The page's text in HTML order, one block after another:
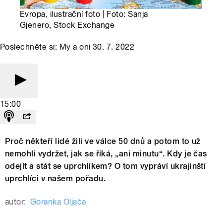
Evropa, ilustrační foto | Foto: Sanja
Gjenero, Stock Exchange
Poslechněte si: My a oni 30. 7. 2022
15:00
Proč někteří lidé žili ve válce 50 dnů a potom to už
nemohli vydržet, jak se říká, „ani minutu“. Kdy je čas
odejít a stát se uprchlíkem? O tom vypráví ukrajinští
uprchlíci v našem pořadu.
autor: Goranka Oljača